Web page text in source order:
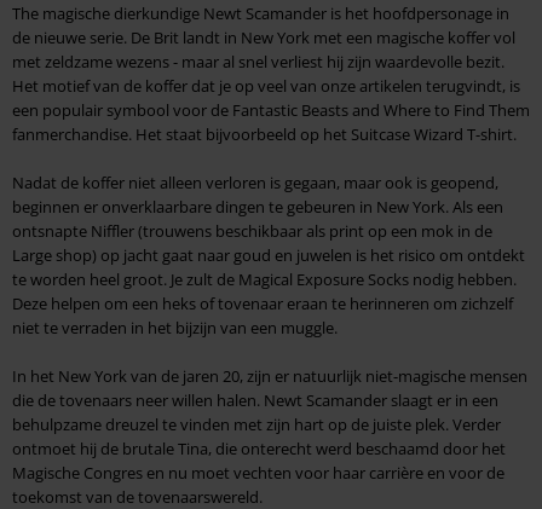
The magische dierkundige Newt Scamander is het hoofdpersonage in
de nieuwe serie. De Brit landt in New York met een magische koffer vol
met zeldzame wezens - maar al snel verliest hij zijn waardevolle bezit.
Het motief van de koffer dat je op veel van onze artikelen terugvindt, is
een populair symbool voor de Fantastic Beasts and Where to Find Them
fanmerchandise. Het staat bijvoorbeeld op het Suitcase Wizard T-shirt.
Nadat de koffer niet alleen verloren is gegaan, maar ook is geopend,
beginnen er onverklaarbare dingen te gebeuren in New York. Als een
ontsnapte Niffler (trouwens beschikbaar als print op een mok in de
Large shop) op jacht gaat naar goud en juwelen is het risico om ontdekt
te worden heel groot. Je zult de Magical Exposure Socks nodig hebben.
Deze helpen om een heks of tovenaar eraan te herinneren om zichzelf
niet te verraden in het bijzijn van een muggle.
In het New York van de jaren 20, zijn er natuurlijk niet-magische mensen
die de tovenaars neer willen halen. Newt Scamander slaagt er in een
behulpzame dreuzel te vinden met zijn hart op de juiste plek. Verder
ontmoet hij de brutale Tina, die onterecht werd beschaamd door het
Magische Congres en nu moet vechten voor haar carrière en voor de
toekomst van de tovenaarswereld.